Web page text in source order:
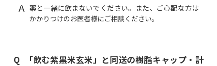
A 薬と一緒に飲まないでください。また、ご心配な方は
かかりつけのお医者様にご相談ください。
Q
「飲む紫黒米玄米」と同送の樹脂キャップ・計